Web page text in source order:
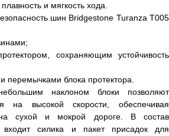
и мягкость хода.
шин Bridgestone Turanza T005
сохраняющим устойчивость
перемычками блока протектора.
наклоном блоки позволяют
на высокой скорости, обеспечивая
сухой и мокрой дороге. В состав
входит силика и пакет присадок для